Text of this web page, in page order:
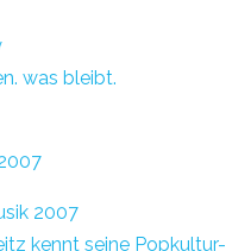
was bleibt.
2007
kennt seine Popkultur-